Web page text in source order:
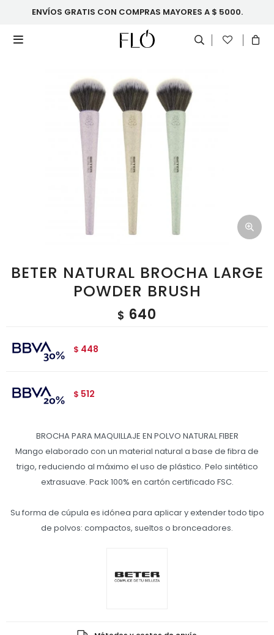
ENVÍOS GRATIS CON COMPRAS MAYORES A $ 5000.

BETER NATURAL BROCHA LARGE
POWDER BRUSH
$ 640
$ 448
$ 512
BROCHA PARA MAQUILLAJE EN POLVO NATURAL FIBER
Mango elaborado con un material natural a base de fibra de
trigo, reduciendo al máximo el uso de plástico. Pelo sintético
extrasuave. Pack 100% en cartón certificado FSC.
Su forma de cúpula es idónea para aplicar y extender todo tipo
de polvos: compactos, sueltos o bronceadores.